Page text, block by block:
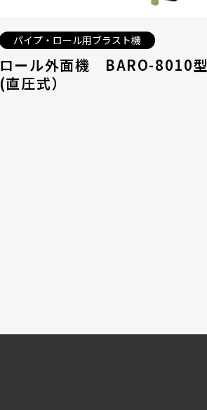
パイプ・ロール用ブラスト機
ロール外面機 BARO-8010型
(直圧式）